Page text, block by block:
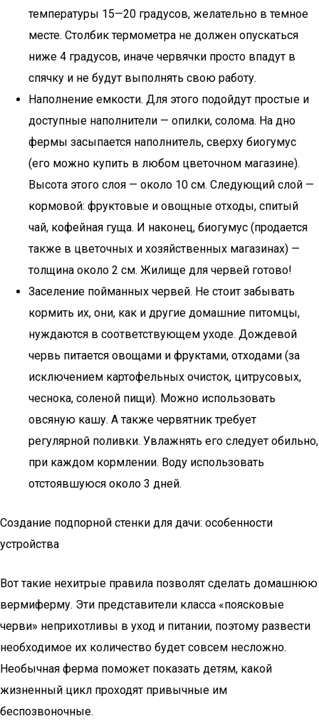
температуры 15—20 градусов, желательно в темное
месте. Столбик термометра не должен опускаться
ниже 4 градусов, иначе червячки просто впадут в
спячку и не будут выполнять свою работу.
Наполнение емкости. Для этого подойдут простые и
доступные наполнители — опилки, солома. На дно
фермы засыпается наполнитель, сверху биогумус
(его можно купить в любом цветочном магазине).
Высота этого слоя — около 10 см. Следующий слой —
кормовой: фруктовые и овощные отходы, спитый
чай, кофейная гуща. И наконец, биогумус (продается
также в цветочных и хозяйственных магазинах) —
толщина около 2 см. Жилище для червей готово!
Заселение пойманных червей. Не стоит забывать
кормить их, они, как и другие домашние питомцы,
нуждаются в соответствующем уходе. Дождевой
червь питается овощами и фруктами, отходами (за
исключением картофельных очисток, цитрусовых,
чеснока, соленой пищи). Можно использовать
овсяную кашу. А также червятник требует
регулярной поливки. Увлажнять его следует обильно,
при каждом кормлении. Воду использовать
отстоявшуюся около 3 дней.
Создание подпорной стенки для дачи: особенности
устройства
Вот такие нехитрые правила позволят сделать домашнюю
вермиферму. Эти представители класса «поясковые
черви» неприхотливы в уход и питании, поэтому развести
необходимое их количество будет совсем несложно.
Необычная ферма поможет показать детям, какой
жизненный цикл проходят привычные им
беспозвоночные.